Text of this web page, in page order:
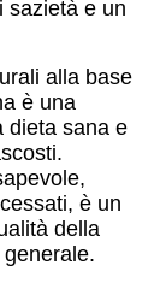
sazietà e un
alla base
è una
dieta sana e
è un
della